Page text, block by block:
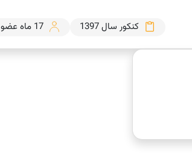
کنکور سال 1397 17 ماه عضو